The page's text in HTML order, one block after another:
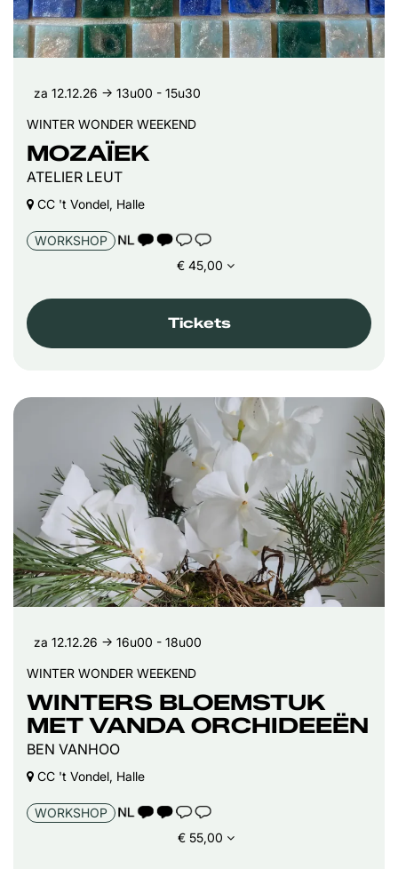
MOZAÏEK
ATELIER LEUT
WINTER WONDER WEEKEND
za 12.12.26 → 13u00 - 15u30
CC 't Vondel, Halle
WORKSHOP
TAALICOON 2
€ 45,00
Tickets
WINTERS BLOEMSTUK
MET VANDA ORCHIDEEËN
BEN VANHOO
WINTER WONDER WEEKEND
za 12.12.26 → 16u00 - 18u00
CC 't Vondel, Halle
WORKSHOP
TAALICOON 2
€ 55,00